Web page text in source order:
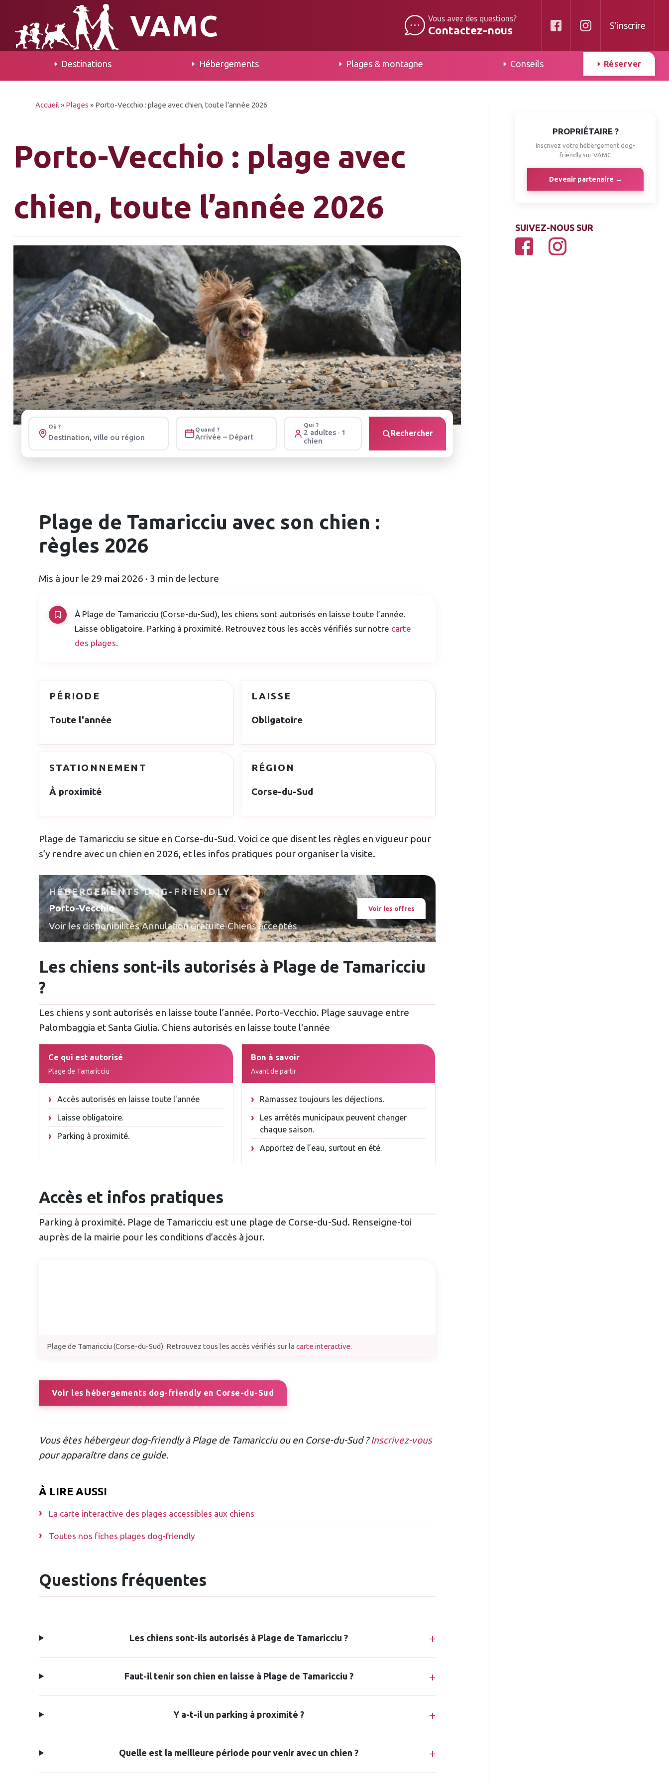
VAMC Vous avez des questions?
Contactez-nous S'inscrire
Destinations Hébergements Plages & montagne Conseils Réserver
Accueil » Plages » Porto-Vecchio : plage avec chien, toute l’année 2026
Porto-Vecchio : plage avec
chien, toute l’année 2026
Où ? Quand ?
Arrivée – Départ
Qui ?
2 adultes · 1
chien
Rechercher
Plage de Tamaricciu avec son chien :
règles 2026
Mis à jour le 29 mai 2026 · 3 min de lecture
À Plage de Tamaricciu (Corse-du-Sud), les chiens sont autorisés en laisse toute l’année.
Laisse obligatoire. Parking à proximité. Retrouvez tous les accès vérifiés sur notre carte
des plages
PÉRIODE
Toute l'année
LAISSE
Obligatoire
STATIONNEMENT
À proximité
RÉGION
Corse-du-Sud
Plage de Tamaricciu se situe en Corse-du-Sud. Voici ce que disent les règles en vigueur pour
s’y rendre avec un chien en 2026, et les infos pratiques pour organiser la visite.
HÉBERGEMENTS DOG-FRIENDLY
Porto-Vecchio
Voir les disponibilités·Annulation gratuite·Chiens acceptés
Voir les offres
Les chiens sont-ils autorisés à Plage de Tamaricciu
?
Les chiens y sont autorisés en laisse toute l’année. Porto-Vecchio. Plage sauvage entre
Palombaggia et Santa Giulia. Chiens autorisés en laisse toute l'année
Ce qui est autorisé
Plage de Tamaricciu
Accès autorisés en laisse toute l'année
Laisse obligatoire.
Parking à proximité.
Bon à savoir
Avant de partir
Ramassez toujours les déjections.
Les arrêtés municipaux peuvent changer
chaque saison.
Apportez de l’eau, surtout en été.
Accès et infos pratiques
Parking à proximité. Plage de Tamaricciu est une plage de Corse-du-Sud. Renseigne-toi
auprès de la mairie pour les conditions d’accès à jour.
Plage de Tamaricciu (Corse-du-Sud). Retrouvez tous les accès vérifiés sur la carte interactive.
Voir les hébergements dog-friendly en Corse-du-Sud
Vous êtes hébergeur dog-friendly à Plage de Tamaricciu ou en Corse-du-Sud ?Inscrivez-vous
pour apparaître dans ce guide.
À LIRE AUSSI
La carte interactive des plages accessibles aux chiens
Toutes nos fiches plages dog-friendly
Questions fréquentes
Les chiens sont-ils autorisés à Plage de Tamaricciu ?
Faut-il tenir son chien en laisse à Plage de Tamaricciu ?
Y a-t-il un parking à proximité ?
Quelle est la meilleure période pour venir avec un chien ?
PROPRIÉTAIRE ?
Inscrivez votre hébergement dog-
friendly sur VAMC
Devenir partenaire →
SUIVEZ-NOUS SUR